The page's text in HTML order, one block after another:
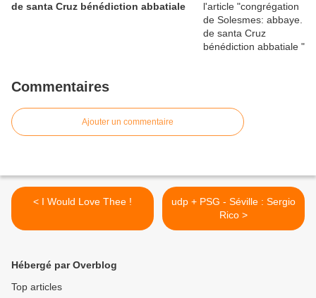
de santa Cruz bénédiction abbatiale
Commentaires
Ajouter un commentaire
< I Would Love Thee !
udp + PSG - Séville : Sergio
Rico >
Hébergé par Overblog
Top articles